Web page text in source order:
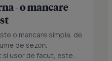
- o mancare
o mancare simpla, de
de sezon.
usor de facut, este...